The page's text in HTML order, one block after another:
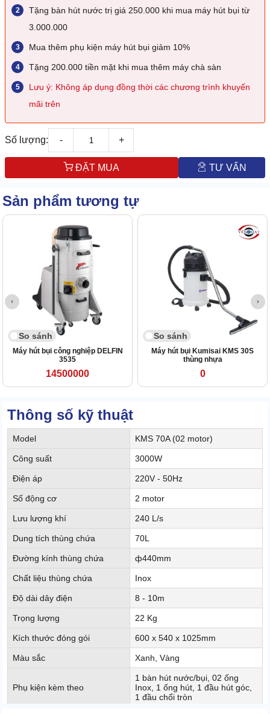
Tặng bàn hút nước trị giá 250.000 khi mua máy hút bụi từ
3.000.000
Mua thêm phụ kiện máy hút bụi giảm 10%
Tặng 200.000 tiền mặt khi mua thêm máy chà sàn
Lưu ý: Không áp dụng đồng thời các chương trình khuyến
mãi trên
Số lượng: - +
ĐẶT MUA TƯ VẤN
Sản phẩm tương tự
So sánh
Máy hút bụi công nghiệp DELFIN
3535
14500000
So sánh
Máy hút bụi Kumisai KMS 30S
thùng nhựa
0
Thông số kỹ thuật
Model KMS 70A (02 motor)
Công suất 3000W
Điện áp 220V - 50Hz
Số động cơ 2 motor
Lưu lượng khí 240 L/s
Dung tích thùng chứa 70L
Đường kính thùng chứa ф440mm
Chất liệu thùng chứa Inox
Độ dài dây điện 8 - 10m
Trọng lượng 22 Kg
Kích thước đóng gói 600 x 540 x 1025mm
Màu sắc Xanh, Vàng
Phụ kiện kèm theo
1 bàn hút nước/bụi, 02 ống
Inox, 1 ống hút, 1 đầu hút góc,
1 đầu chổi tròn